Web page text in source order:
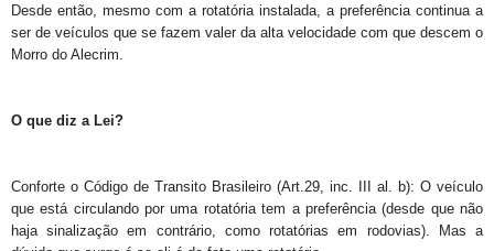
Desde então, mesmo com a rotatória instalada, a preferência continua a
ser de veículos que se fazem valer da alta velocidade com que descem o
Morro do Alecrim.
O que diz a Lei?
Conforte o Código de Transito Brasileiro (Art.29, inc. III al. b): O veículo
que está circulando por uma rotatória tem a preferência (desde que não
haja sinalização em contrário, como rotatórias em rodovias). Mas a